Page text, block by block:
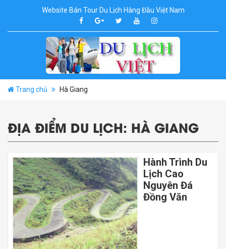
Website Bán Tour Du Lịch Hàng Đầu Việt Nam
Trang chủ Hà Giang
ĐỊA ĐIỂM DU LỊCH: HÀ GIANG
Hành Trình Du
Lịch Cao
Nguyên Đá
Đồng Văn